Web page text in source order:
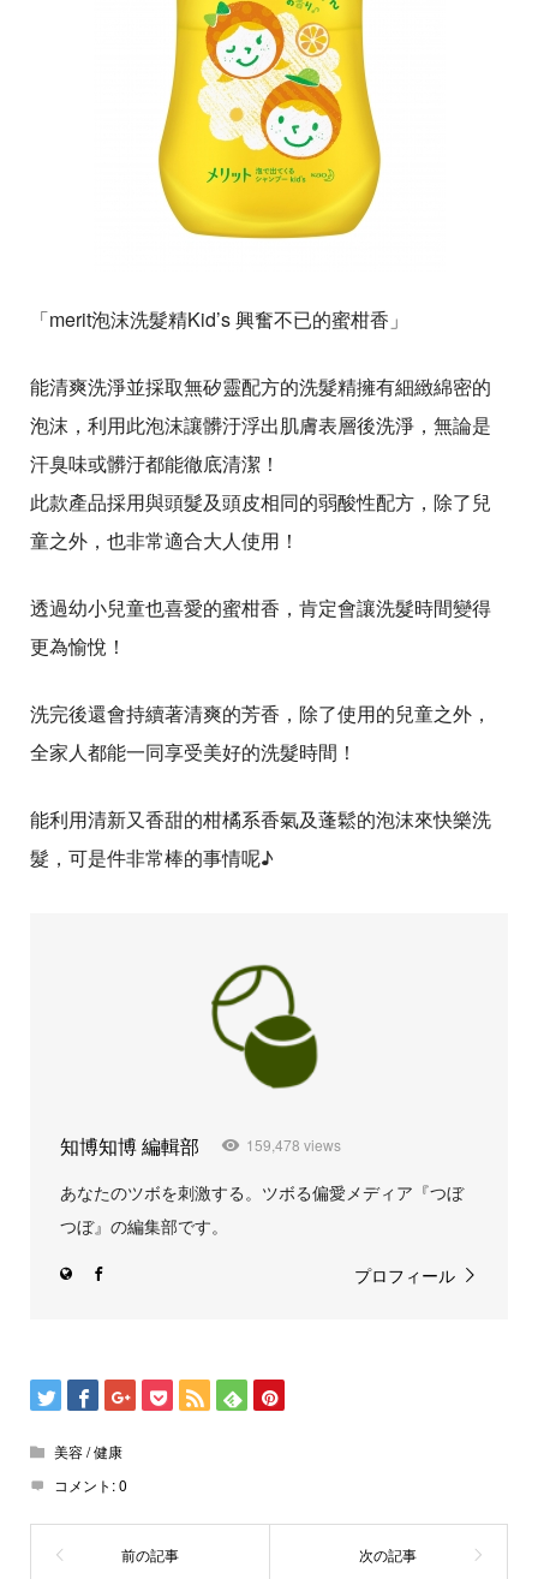
「merit泡沫洗髮精Kid’s 興奮不已的蜜柑香」
能清爽洗淨並採取無矽靈配方的洗髮精擁有細緻綿密的
泡沫，利用此泡沫讓髒汙浮出肌膚表層後洗淨，無論是
汗臭味或髒汙都能徹底清潔！
此款產品採用與頭髮及頭皮相同的弱酸性配方，除了兒
童之外，也非常適合大人使用！
透過幼小兒童也喜愛的蜜柑香，肯定會讓洗髮時間變得
更為愉悅！
洗完後還會持續著清爽的芳香，除了使用的兒童之外，
全家人都能一同享受美好的洗髮時間！
能利用清新又香甜的柑橘系香氣及蓬鬆的泡沫來快樂洗
髮，可是件非常棒的事情呢♪
知博知博 編輯部 159,478 views
あなたのツボを刺激する。ツボる偏愛メディア『つぼ
つぼ』の編集部です。
プロフィール
美容 / 健康
コメント:0